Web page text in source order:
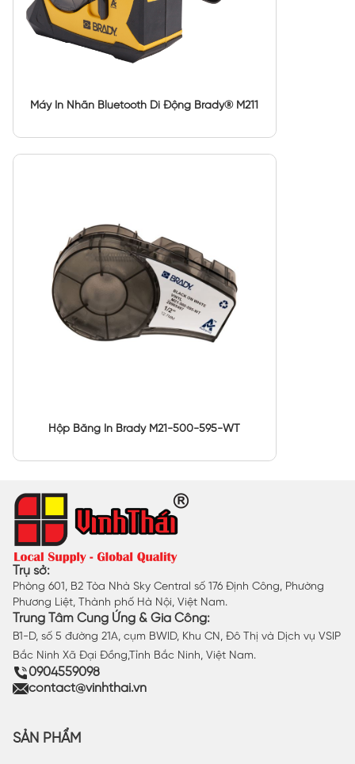
Máy In Nhãn Bluetooth Di Động Brady® M211
Hộp Băng In Brady M21-500-595-WT
Trụ sở:
Phòng 601, B2 Tòa Nhà Sky Central số 176 Định Công, Phường
Phương Liệt, Thành phố Hà Nội, Việt Nam.
Trung Tâm Cung Ứng & Gia Công:
B1-D, số 5 đường 21A, cụm BWID, Khu CN, Đô Thị và Dịch vụ VSIP
Bắc Ninh Xã Đại Đồng,Tỉnh Bắc Ninh, Việt Nam.
0904559098
contact@vinhthai.vn
SẢN PHẨM